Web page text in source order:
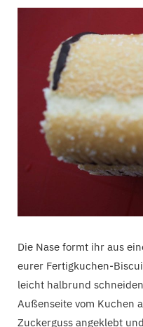
Die Nase formt ihr aus
eurer Fertigkuchen-
leicht halbrund
Außenseite vom Kuchen
Zuckerguss angeklebt